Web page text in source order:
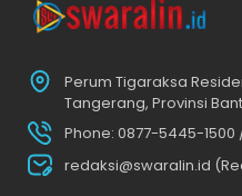
Perum Tigaraksa
Tangerang, Provinsi
Phone: 0877-5445-1500
redaksi@swaralin.id